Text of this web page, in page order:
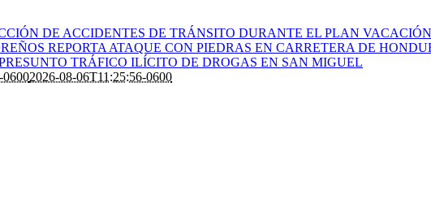
DE ACCIDENTES DE TRÁNSITO DURANTE EL PLAN
REPORTA ATAQUE CON PIEDRAS EN CARRETERA DE
TRÁFICO ILÍCITO DE DROGAS EN SAN MIGUEL
06002026-08-06T11:25:56-0600